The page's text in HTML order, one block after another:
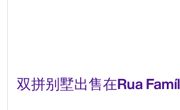
双拼别墅出售在Rua